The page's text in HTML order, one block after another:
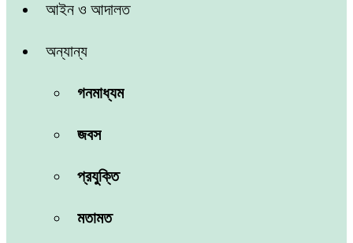
আইন ও আদালত
অন্যান্য
গনমাধ্যম
জবস
প্রযুক্তি
মতামত